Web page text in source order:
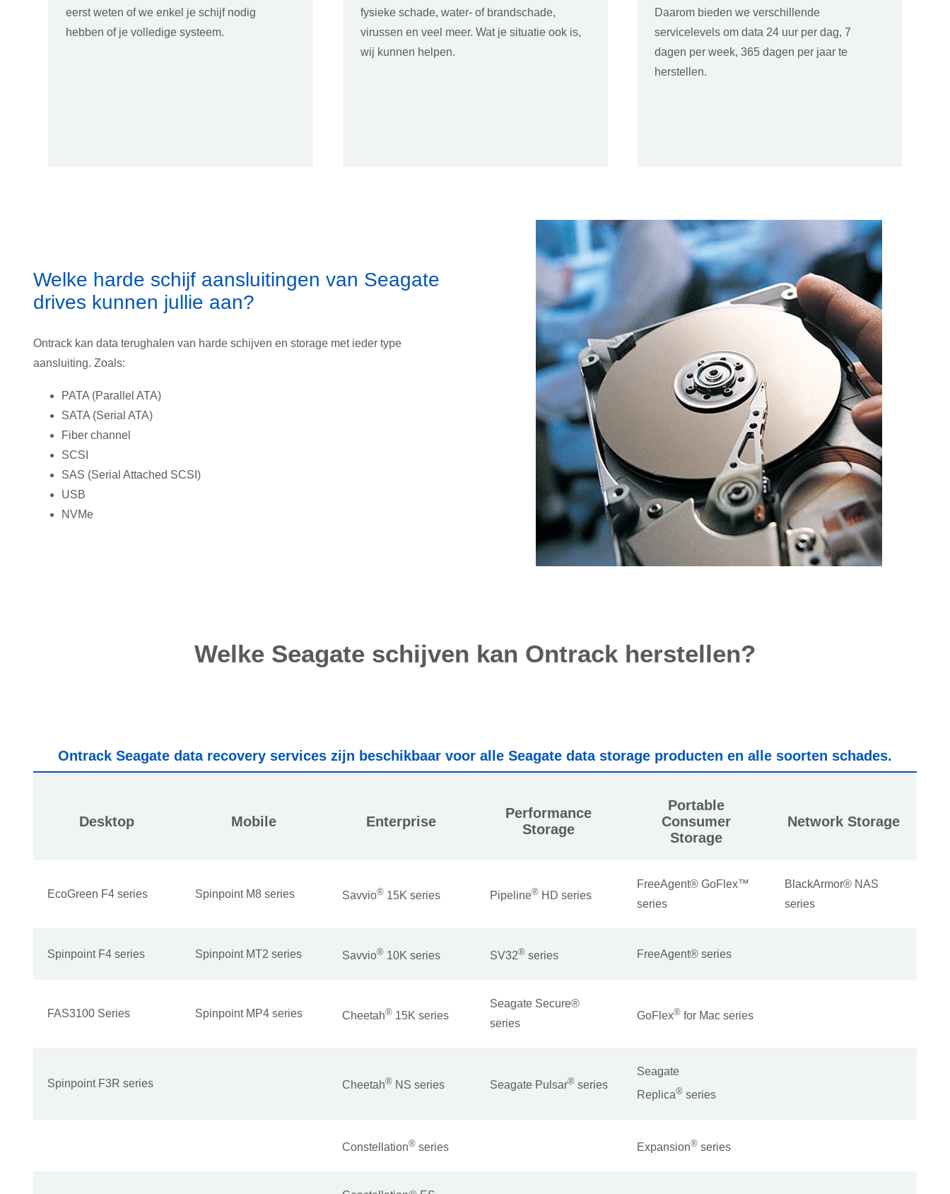
eerst weten of we enkel je schijf nodig
hebben of je volledige systeem.
fysieke schade, water- of brandschade,
virussen en veel meer. Wat je situatie ook is,
wij kunnen helpen.
Daarom bieden we verschillende
servicelevels om data 24 uur per dag, 7
dagen per week, 365 dagen per jaar te
herstellen.
Welke harde schijf aansluitingen van Seagate
drives kunnen jullie aan?
Ontrack kan data terughalen van harde schijven en storage met ieder type
aansluiting. Zoals:
PATA (Parallel ATA)
SATA (Serial ATA)
Fiber channel
SCSI
SAS (Serial Attached SCSI)
USB
NVMe
Welke Seagate schijven kan Ontrack herstellen?
Ontrack Seagate data recovery services zijn beschikbaar voor alle Seagate data storage producten en alle soorten schades.
Desktop Mobile Enterprise
Performance
Storage
Portable
Consumer
Storage
Network Storage
EcoGreen F4 series Spinpoint M8 series Savvio® 15K series Pipeline®HD series
FreeAgent® GoFlex™
series
BlackArmor® NAS
series
Spinpoint F4 series Spinpoint MT2 series Savvio® 10K series SV32®series FreeAgent® series
FAS3100 Series Spinpoint MP4 series Cheetah® 15K series
Seagate Secure®
series
GoFlex® for Mac series
Spinpoint F3R series Cheetah® NS series Seagate Pulsar®series
Seagate
Replica® series
Constellation® series Expansion® series